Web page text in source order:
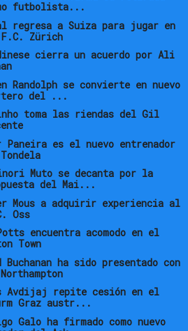
futbolista...
regresa a Suiza para jugar en
Zürich
cierra un acuerdo por Ali
Randolph se convierte en nuevo
del ...
toma las riendas del Gil
es el nuevo entrenador
Muto se decanta por la
del Mai...
Mous a adquirir experiencia al
Oss
encuentra acomodo en el
Town
Buchanan ha sido presentado con
Avdijaj repite cesión en el
Graz austr...
Galo ha firmado como nuevo